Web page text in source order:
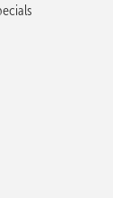
exklusive